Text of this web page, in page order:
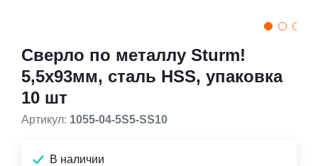
Сверло по металлу Sturm!
5,5х93мм, сталь HSS, упаковка
10 шт
Артикул: 1055-04-5S5-SS10
В наличии